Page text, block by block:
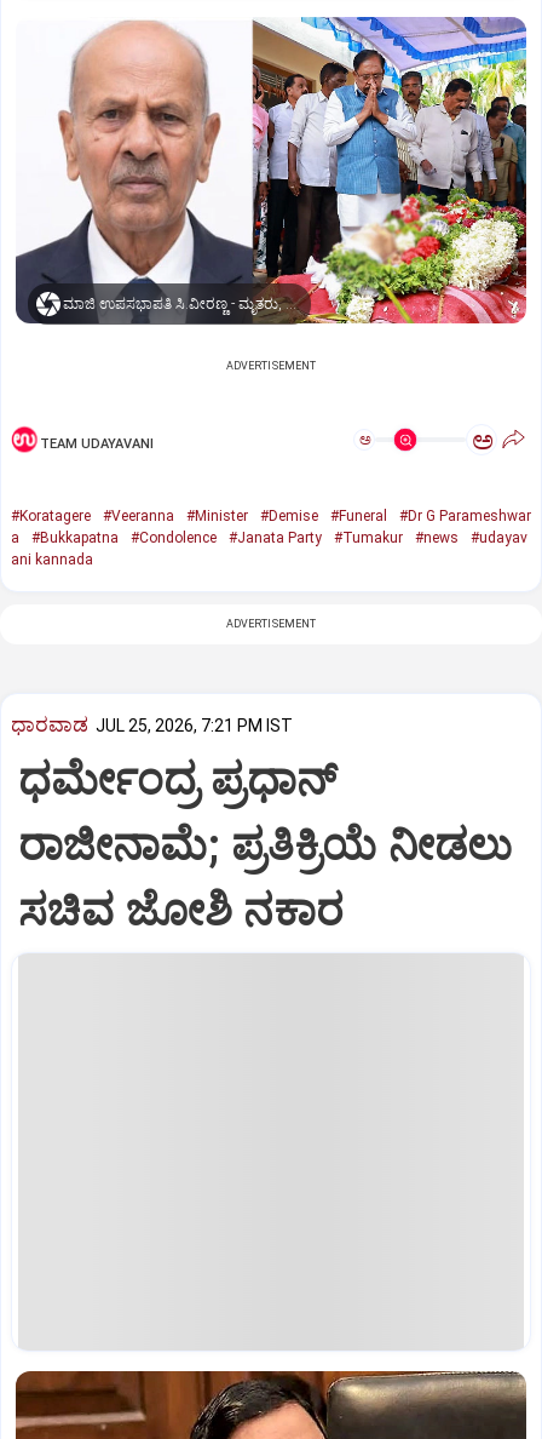
ಮಾಜಿ ಉಪಸಭಾಪತಿ ಸಿ.ವೀರಣ್ಣ - ಮೃತರು, ಅಂತಿಮ ನಮನ ಪಡೆದ ಉಪಮುಖ್ಯಮಂತ್ರಿ, ಕ್ಷೇತ್ರದ ಶಾಸಕ ಡಾ.ಜಿ. ಪರಮೇಶ್ವರ್
ADVERTISEMENT
TEAM UDAYAVANI ಅ ಅ
#Koratagere #Veeranna #Minister #Demise #Funeral
#Dr G Parameshwar
a
#Bukkapatna #Condolence #Janata Party #Tumakur #news
#udayav
ani kannada
ADVERTISEMENT
ಧಾರವಾಡ JUL 25, 2026, 7:21 PM IST
ಧರ್ಮೇಂದ್ರ ಪ್ರಧಾನ್
ರಾಜೀನಾಮೆ; ಪ್ರತಿಕ್ರಿಯೆ ನೀಡಲು
ಸಚಿವ ಜೋಶಿ ನಕಾರ